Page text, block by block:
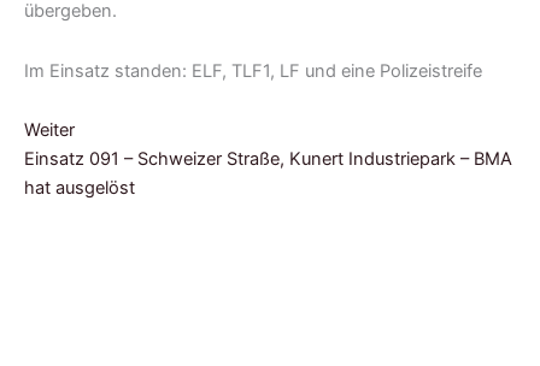
übergeben.
Im Einsatz standen: ELF, TLF1, LF und eine Polizeistreife
Weiter
Einsatz 091 – Schweizer Straße, Kunert Industriepark – BMA
hat ausgelöst